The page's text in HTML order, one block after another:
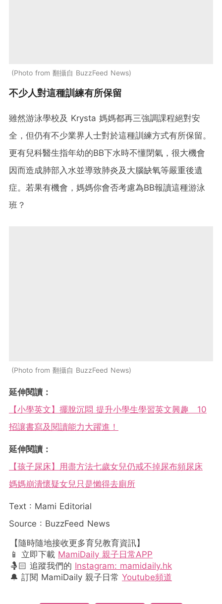
Photo from 翻攝自 BuzzFeed News
不少人對這種訓練有所保留
雖然游泳學校及 Krysta 媽媽都再三強調課程絕對安
全，但仍有不少業界人士對於這種訓練方式有所保留。
更有兒科醫生指年幼的BB下水時不懂閉氣，很大機會
因而造成肺部入水並導致肺炎及大腦缺氧等嚴重後遺
症。若果有機會，媽媽你會否考慮為BB報讀這種游泳
班？
Photo from 翻攝自 BuzzFeed News
延伸閱讀：
【小學英文】擺脫沉悶 提升小學生學習英文興趣 10
招讓書寫及閱讀能力大躍進！
延伸閱讀：
【孩子尿床】用盡方法七歲女兒仍戒不掉尿布頻尿床
媽媽崩潰懷疑女兒只是懶得去廁所
Text : Mami Editorial
Source : BuzzFeed News
【隨時隨地接收更多育兒教育資訊】
📱 立即下載 MamiDaily 親子日常APP
🤱🏻 追蹤我們的 Instagram: mamidaily.hk
🔔 訂閱 MamiDaily 親子日常 Youtube頻道